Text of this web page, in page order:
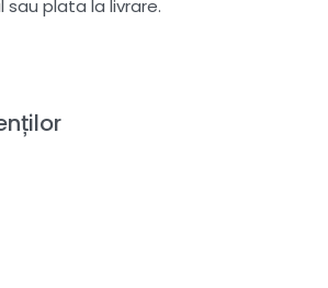
sau plata la livrare.